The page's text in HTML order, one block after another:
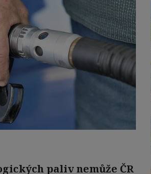
paliv nemůže ČR